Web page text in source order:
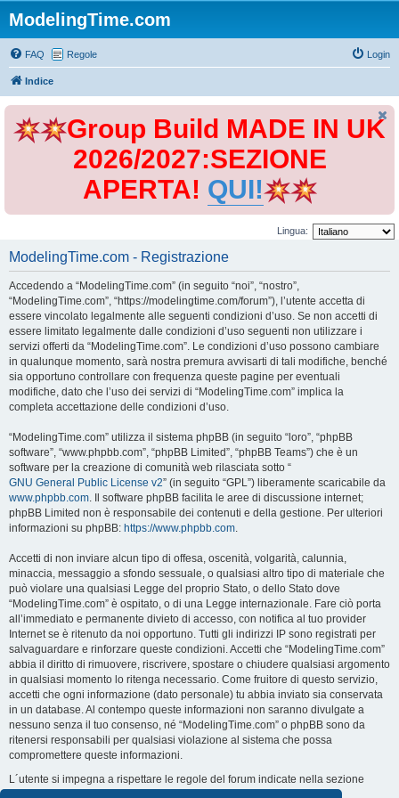
ModelingTime.com
FAQ Regole Login
Indice
Group Build MADE IN UK
2026/2027:SEZIONE
APERTA! QUI!
Lingua:
ModelingTime.com - Registrazione
Accedendo a “ModelingTime.com” (in seguito “noi”, “nostro”,
“ModelingTime.com”, “https://modelingtime.com/forum”), l’utente accetta di
essere vincolato legalmente alle seguenti condizioni d’uso. Se non accetti di
essere limitato legalmente dalle condizioni d’uso seguenti non utilizzare i
servizi offerti da “ModelingTime.com”. Le condizioni d’uso possono cambiare
in qualunque momento, sarà nostra premura avvisarti di tali modifiche, benché
sia opportuno controllare con frequenza queste pagine per eventuali
modifiche, dato che l’uso dei servizi di “ModelingTime.com” implica la
completa accettazione delle condizioni d’uso.
“ModelingTime.com” utilizza il sistema phpBB (in seguito “loro”, “phpBB
software”, “www.phpbb.com”, “phpBB Limited”, “phpBB Teams”) che è un
software per la creazione di comunità web rilasciata sotto “
GNU General Public License v2” (in seguito “GPL”) liberamente scaricabile da
www.phpbb.com. Il software phpBB facilita le aree di discussione internet;
phpBB Limited non è responsabile dei contenuti e della gestione. Per ulteriori
informazioni su phpBB: https://www.phpbb.com.
Accetti di non inviare alcun tipo di offesa, oscenità, volgarità, calunnia,
minaccia, messaggio a sfondo sessuale, o qualsiasi altro tipo di materiale che
può violare una qualsiasi Legge del proprio Stato, o dello Stato dove
“ModelingTime.com” è ospitato, o di una Legge internazionale. Fare ciò porta
all’immediato e permanente divieto di accesso, con notifica al tuo provider
Internet se è ritenuto da noi opportuno. Tutti gli indirizzi IP sono registrati per
salvaguardare e rinforzare queste condizioni. Accetti che “ModelingTime.com”
abbia il diritto di rimuovere, riscrivere, spostare o chiudere qualsiasi argomento
in qualsiasi momento lo ritenga necessario. Come fruitore di questo servizio,
accetti che ogni informazione (dato personale) tu abbia inviato sia conservata
in un database. Al contempo queste informazioni non saranno divulgate a
nessuno senza il tuo consenso, né “ModelingTime.com” o phpBB sono da
ritenersi responsabili per qualsiasi violazione al sistema che possa
compromettere queste informazioni.
L´utente si impegna a rispettare le regole del forum indicate nella sezione